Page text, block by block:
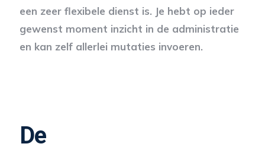
een zeer flexibele dienst is. Je hebt op ieder
gewenst moment inzicht in de administratie
en kan zelf allerlei mutaties invoeren.
De